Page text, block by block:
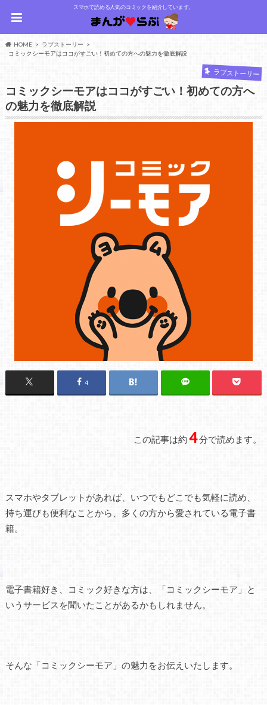
スマホで読める人気のコミックを紹介しています。
HOME
ラブストーリー
コミックシーモアはココがすごい！初めての方への魅力を徹底解説
ラブストーリー
コミックシーモアはココがすごい！初めての方へ
の魅力を徹底解説
4
この記事は約4分で読めます。
スマホやタブレットがあれば、いつでもどこでも気軽に読め、
持ち運びも便利なことから、多くの方から愛されている電子書
籍。
電子書籍好き、コミック好きな方は、「コミックシーモア」と
いうサービスを聞いたことがあるかもしれません。
そんな「コミックシーモア」の魅力をお伝えいたします。